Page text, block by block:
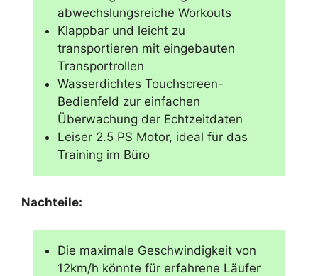
abwechslungsreiche Workouts
Klappbar und leicht zu
transportieren mit eingebauten
Transportrollen
Wasserdichtes Touchscreen-
Bedienfeld zur einfachen
Überwachung der Echtzeitdaten
Leiser 2.5 PS Motor, ideal für das
Training im Büro
Nachteile:
Die maximale Geschwindigkeit von
12km/h könnte für erfahrene Läufer